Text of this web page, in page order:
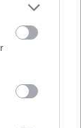
szombattól